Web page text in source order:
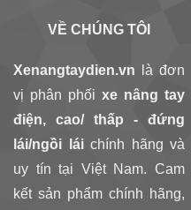
VỀ CHÚNG TÔI
Xenangtaydien.vn là đơn
vị phân phối xe nâng tay
điện, cao/ thấp - đứng
lái/ngồi láichính hãng và
uy tín tại Việt Nam. Cam
kết sản phẩm chính hãng,